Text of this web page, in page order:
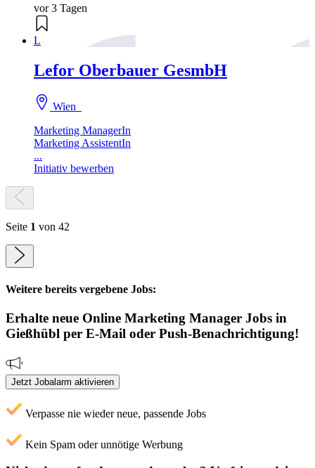
vor 3 Tagen
L
Lefor Oberbauer GesmbH
Wien
Marketing ManagerIn
Marketing AssistentIn
...
Initiativ bewerben
Seite 1 von 42
Weitere bereits vergebene Jobs:
Erhalte neue Online Marketing Manager Jobs in
Gießhübl per E-Mail oder Push-Benachrichtigung!
Jetzt Jobalarm aktivieren
Verpasse nie wieder neue, passende Jobs
Kein Spam oder unnötige Werbung